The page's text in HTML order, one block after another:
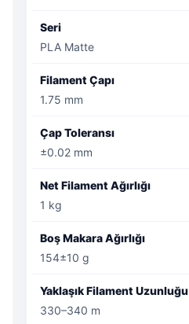
Seri
PLA Matte
Filament Çapı
1.75 mm
Çap Toleransı
±0.02 mm
Net Filament Ağırlığı
1 kg
Boş Makara Ağırlığı
154±10 g
Yaklaşık Filament Uzunluğu
330–340 m